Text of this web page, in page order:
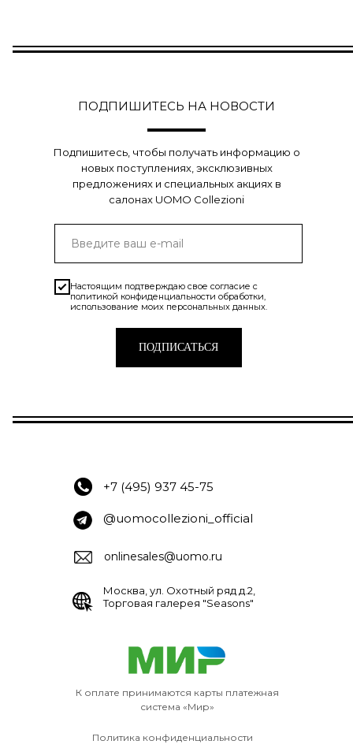
Настоящим подтверждаю свое согласие с
политикой конфиденциальности обработки,
использование моих персональных данных.
ПОДПИСАТЬСЯ
ПОДПИШИТЕСЬ НА НОВОСТИ
Подпишитесь, чтобы получать информацию о
новых поступлениях, эксклюзивных
предложениях и специальных акциях в
салонах UOMO Collezioni
@uomocollezioni_official
+7 (495) 937 45-75
onlinesales@uomo.ru
Москва, ул. Охотный ряд д.2,
Торговая галерея "Seasons"
Политика конфиденциальности
К оплате принимаются карты платежная
система «Мир»